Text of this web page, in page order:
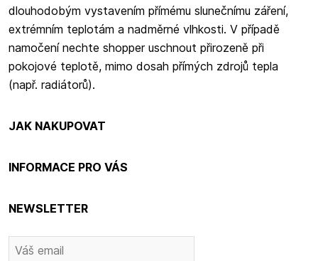
dlouhodobým vystavením přímému slunečnímu záření,
extrémním teplotám a nadměrné vlhkosti. V případě
namočení nechte shopper uschnout přirozeně při
pokojové teplotě, mimo dosah přímých zdrojů tepla
(např. radiátorů).
JAK NAKUPOVAT
INFORMACE PRO VÁS
NEWSLETTER